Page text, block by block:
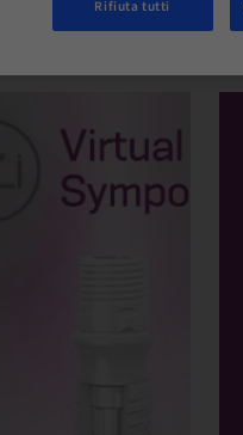
Rifiuta tutti